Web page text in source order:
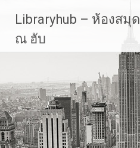
content
Libraryhub – ห้องสมุด
ณ ฮับ